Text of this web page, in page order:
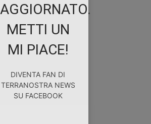
AGGIORNATO.
METTI UN
MI PIACE!
DIVENTA FAN DI
TERRANOSTRA NEWS
SU FACEBOOK